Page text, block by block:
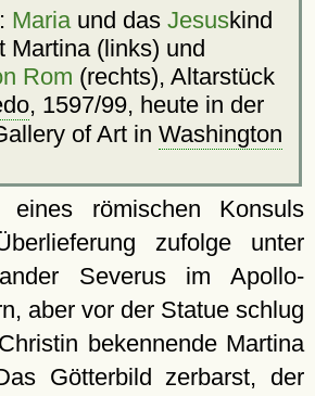
Mariaund das Jesuskind
Martina (links) und
Rom (rechts), Altarstück
, 1597/99, heute in der
of Art in Washington
eines römischen Konsuls
zufolge unter
Severus im Apollo-
aber vor der Statue schlug
bekennende Martina
Götterbild zerbarst, der